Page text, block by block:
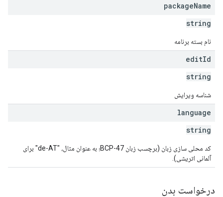
packageName
string
نام بسته برنامه
editId
string
شناسه ویرایش
language
string
کد محلی سازی زبان (برچسب زبان BCP-47؛ به عنوان مثال، "de-AT" برای
آلمانی اتریشی).
درخواست بدن